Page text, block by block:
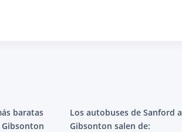
baratas
Los autobuses de Sanford a
Gibsonton salen de: